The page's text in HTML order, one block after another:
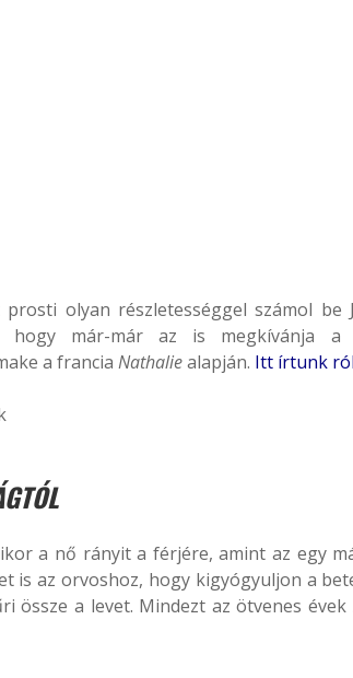
olyan részletességgel számol be
hogy már-már az is megkívánja a
a francia Nathaliealapján. Itt írtunk
a nő rányit a férjére, amint az egy
is az orvoshoz, hogy kigyógyuljon a
össze a levet. Mindezt az ötvenes évek